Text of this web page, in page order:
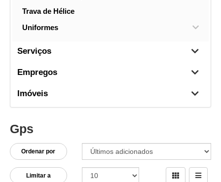
Trava de Hélice
Uniformes
Serviços
Empregos
Imóveis
Gps
Ordenar por
Limitar a